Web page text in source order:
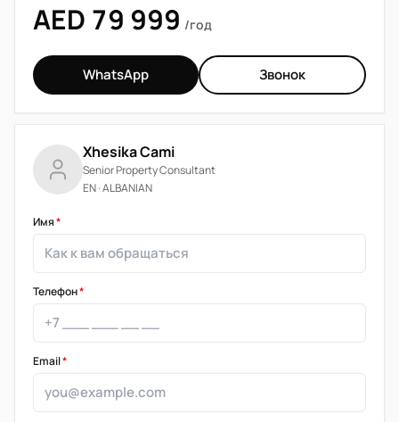
AED 79 999 /год
WhatsApp Звонок
Xhesika Cami
Senior Property Consultant
EN · ALBANIAN
Имя*
Телефон*
Email*